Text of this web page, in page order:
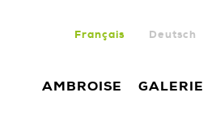
Français Deutsch
AMBROISE GALERIE